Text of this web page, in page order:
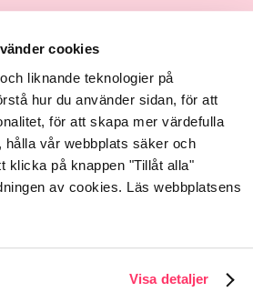
cookies
liknande teknologier på
hur du använder sidan, för att
för att skapa mer värdefulla
hålla vår webbplats säker och
klicka på knappen "Tillåt alla"
av cookies. Läs webbplatsens
Visa detaljer